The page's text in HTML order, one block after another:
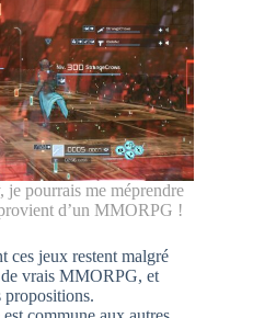
, je pourrais me méprendre
d’un MMORPG !
ces jeux restent malgré
de vrais MMORPG, et
propositions.